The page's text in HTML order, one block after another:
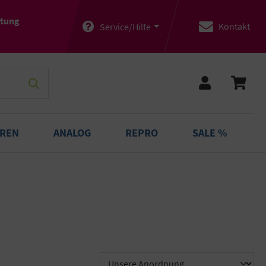
Service/Hilfe Kontakt
ANALOG REPRO SALE %